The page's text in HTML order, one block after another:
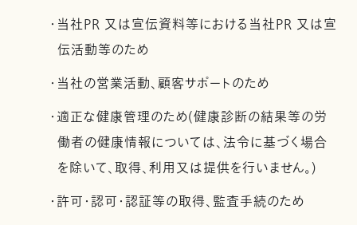
・当社PR 又は宣伝資料等における当社PR 又は宣
伝活動等のため
・当社の営業活動、顧客サポートのため
・適正な健康管理のため(健康診断の結果等の労
働者の健康情報については、法令に基づく場合
を除いて、取得、利用又は提供を行いません。)
・許可・認可・認証等の取得、監査手続のため